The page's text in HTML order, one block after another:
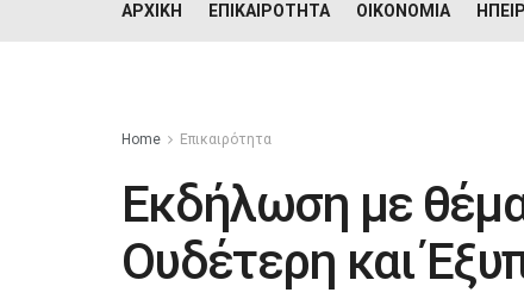
ΑΡΧΙΚΉ ΕΠΙΚΑΙΡΌΤΗΤΑ ΟΙΚΟΝΟΜΊΑ
Home Επικαιρότητα
Εκδήλωση με θέμα
Ουδέτερη και